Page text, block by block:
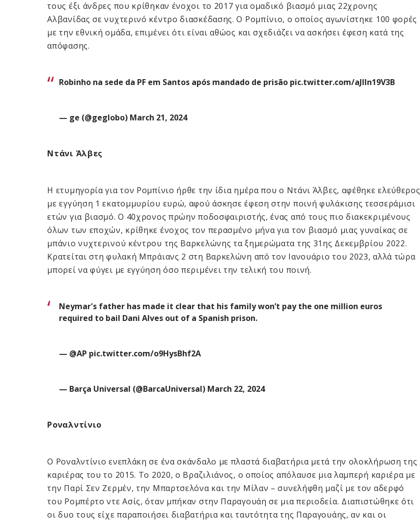
τους έξι άνδρες που κρίθηκαν ένοχοι το 2017 για ομαδικό βιασμό μιας 22χρονης
Αλβανίδας σε νυχτερινό κέντρο διασκέδασης. Ο Ρομπίνιο, ο οποίος αγωνίστηκε 100 φορές
με την εθνική ομάδα, επιμένει ότι είναι αθώος και σχεδιάζει να ασκήσει έφεση κατά της
απόφασης.
Robinho na sede da PF em Santos após mandado de prisão pic.twitter.com/aJlIn19V3B
— ge (@geglobo) March 21, 2024
Ντάνι Άλβες
Η ετυμηγορία για τον Ρομπίνιο ήρθε την ίδια ημέρα που ο Ντάνι Άλβες, αφέθηκε ελεύθερος
με εγγύηση 1 εκατομμυρίου ευρώ, αφού άσκησε έφεση στην ποινή φυλάκισης τεσσεράμισι
ετών για βιασμό. Ο 40χρονος πρώην ποδοσφαιριστής, ένας από τους πιο διακεκριμένους
όλων των εποχών, κρίθηκε ένοχος τον περασμένο μήνα για τον βιασμό μιας γυναίκας σε
μπάνιο νυχτερινού κέντρου της Βαρκελώνης τα ξημερώματα της 31ης Δεκεμβρίου 2022.
Κρατείται στη φυλακή Μπράιανς 2 στη Βαρκελώνη από τον Ιανουάριο του 2023, αλλά τώρα
μπορεί να φύγει με εγγύηση όσο περιμένει την τελική του ποινή.
Neymar's father has made it clear that his family won’t pay the one million euros
required to bail Dani Alves out of a Spanish prison.
— @AP pic.twitter.com/o9HysBhf2A
— Barça Universal (@BarcaUniversal) March 22, 2024
Ροναλντίνιο
Ο Ροναλντίνιο ενεπλάκη σε ένα σκάνδαλο με πλαστά διαβατήρια μετά την ολοκλήρωση της
καριέρας του το 2015. Το 2020, ο Βραζιλιάνος, ο οποίος απόλαυσε μια λαμπερή καριέρα με
την Παρί Σεν Ζερμέν, την Μπαρτσελόνα και την Μίλαν – συνελήφθη μαζί με τον αδερφό
του Ρομπέρτο ​​ντε Ασίς, όταν μπήκαν στην Παραγουάη σε μια περιοδεία. Διαπιστώθηκε ότι
οι δυο τους είχε παραποιήσει διαβατήρια και ταυτότητα της Παραγουάης, αν και οι